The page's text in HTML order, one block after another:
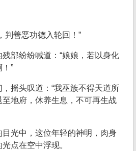
判善恶功德入轮回！”
部纷纷喊道：“娘娘，若以身化
”
摇头叹道：“我巫族不得天道所
地府，休养生息，不可再生战
光中，这位年轻的神明，肉身
点在空中浮现。